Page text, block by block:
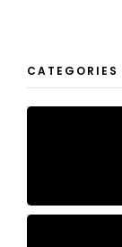
CATEGORIES